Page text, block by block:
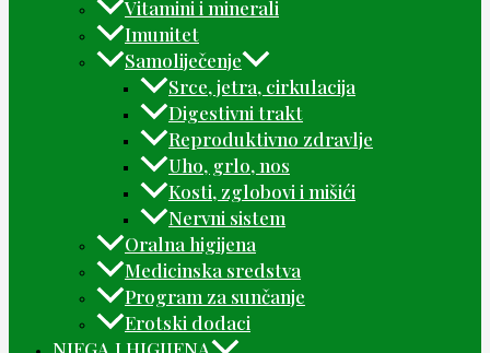
Vitamini i minerali
Imunitet
Samoliječenje
Srce, jetra, cirkulacija
Digestivni trakt
Reproduktivno zdravlje
Uho, grlo, nos
Kosti, zglobovi i mišići
Nervni sistem
Oralna higijena
Medicinska sredstva
Program za sunčanje
Erotski dodaci